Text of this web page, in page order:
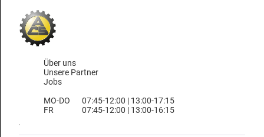
Über uns
Unsere Partner
Jobs
MO-DO
FR
07:45-12:00 | 13:00-17:15
07:45-12:00 | 13:00-16:15